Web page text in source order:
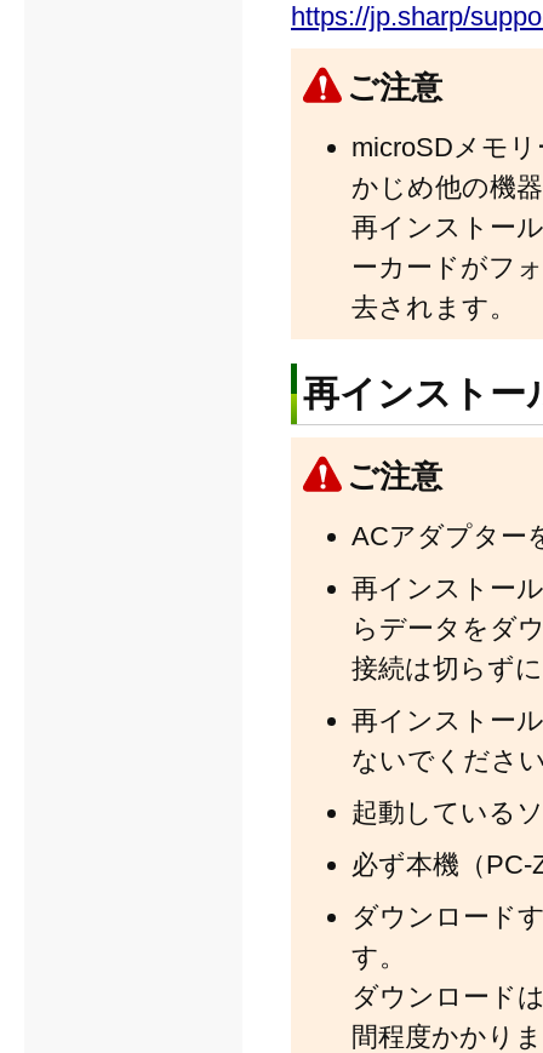
https://jp.sharp/
ご注意
microSDメモ
かじめ他の機
再インストー
ーカードがフ
去されます。
再インストー
ご注意
ACアダプター
再インストー
らデータをダ
接続は切らず
再インストー
ないでくださ
起動している
必ず本機（
ダウンロード
す。
ダウンロード
間程度かかり